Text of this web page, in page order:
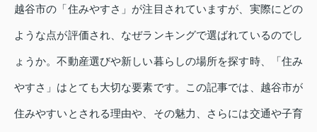
越谷市の「住みやすさ」が注目されていますが、実際にどの
ような点が評価され、なぜランキングで選ばれているのでし
ょうか。不動産選びや新しい暮らしの場所を探す時、「住み
やすさ」はとても大切な要素です。この記事では、越谷市が
住みやすいとされる理由や、その魅力、さらには交通や子育